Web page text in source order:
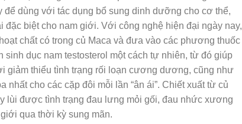
dùng với tác dụng bổ sung dinh dưỡng cho cơ thể,
biệt cho nam giới. Với công nghệ hiện đại ngày nay,
chất có trong củ Maca và đưa vào các phương thuốc
dục nam testosterol một cách tự nhiên, từ đó giúp
giảm thiểu tình trạng rối loạn cương dương, cũng như
cho các cặp đôi mỗi lần “ân ái”. Chiết xuất từ củ
lùi được tình trạng đau lưng mỏi gối, đau nhức xương
qua thời kỳ sung mãn.